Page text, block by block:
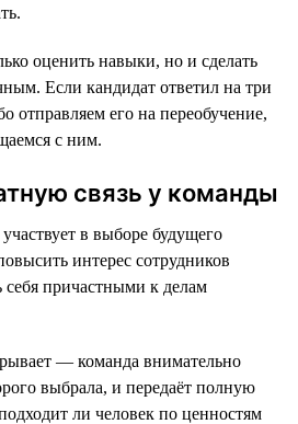
оценить навыки, но и сделать
Если кандидат ответил на три
отправляем его на переобучение,
с ним.
связь у команды
в выборе будущего
интерес сотрудников
себя причастными к делам
— команда внимательно
выбрала, и передаёт полную
ли человек по ценностям